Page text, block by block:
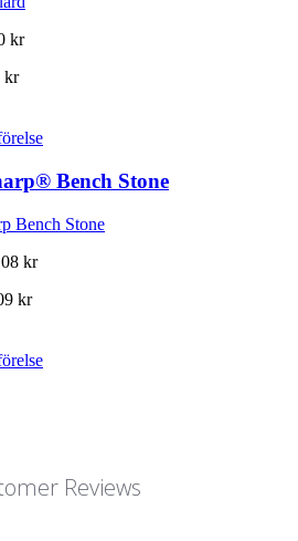
kr
kr
Bench Stone
kr
kr
Reviews